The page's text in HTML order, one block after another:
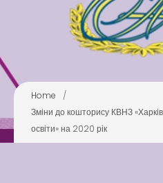
Home
/
Зміни до кошторису КВНЗ
освіти» на 2020 рік